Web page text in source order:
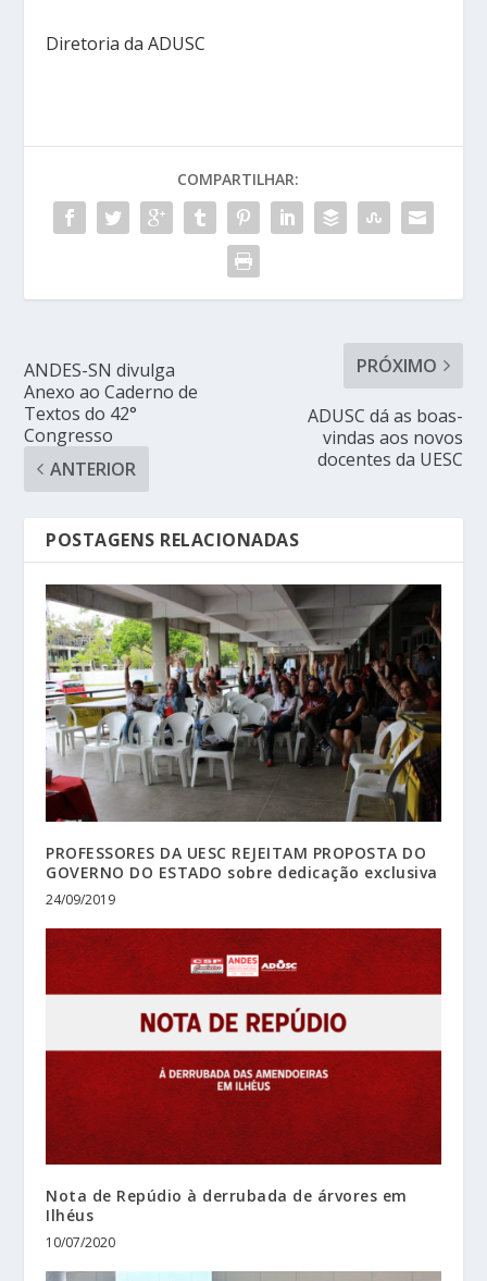
Diretoria da ADUSC
COMPARTILHAR:
ANDES-SN divulga
Anexo ao Caderno de
Textos do 42°
Congresso
ANTERIOR
PRÓXIMO
ADUSC dá as boas-
vindas aos novos
docentes da UESC
POSTAGENS RELACIONADAS
PROFESSORES DA UESC REJEITAM PROPOSTA DO
GOVERNO DO ESTADO sobre dedicação exclusiva
24/09/2019
Nota de Repúdio à derrubada de árvores em
Ilhéus
10/07/2020